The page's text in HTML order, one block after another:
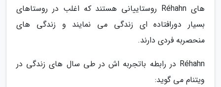
های Réhahn روستاییانی هستند که اغلب در روستاهای
بسیار دورافتاده ای زندگی می نمایند و زندگی های
منحصربه فردی دارند.
Réhahn در رابطه باتجربه اش در طی سال های زندگی در
ویتنام می گوید: